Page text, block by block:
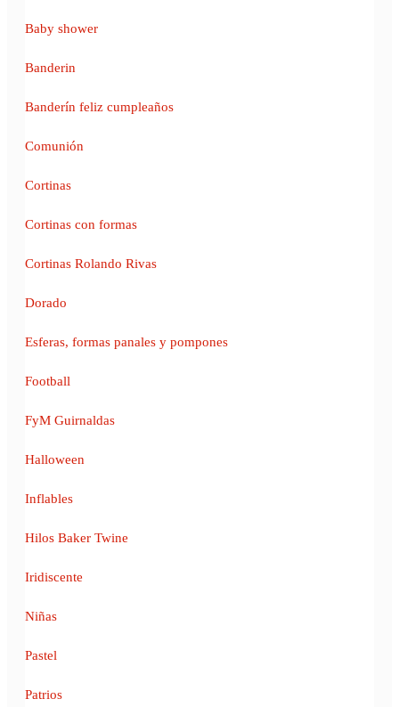
Baby shower
Banderin
Banderín feliz cumpleaños
Comunión
Cortinas
Cortinas con formas
Cortinas Rolando Rivas
Dorado
Esferas, formas panales y pompones
Football
FyM Guirnaldas
Halloween
Inflables
Hilos Baker Twine
Iridiscente
Niñas
Pastel
Patrios